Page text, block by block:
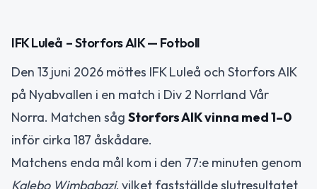
IFK Luleå – Storfors AIK — Fotboll
Den 13 juni 2026 möttes IFK Luleå och Storfors AIK
på Nyabvallen i en match i Div 2 Norrland Vår
Norra. Matchen såg Storfors AIK vinna med 1–0
inför cirka 187 åskådare.
Matchens enda mål kom i den 77:e minuten genom
Kalebo Wimbabazi, vilket fastställde slutresultatet